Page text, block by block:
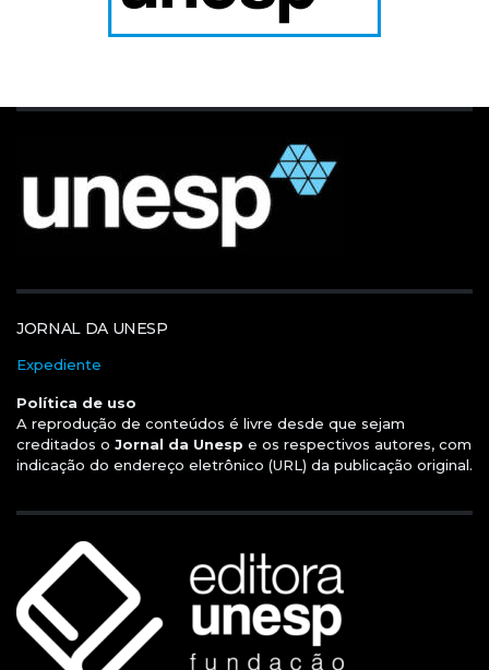
JORNAL DA UNESP
Expediente
Política de uso
A reprodução de conteúdos é livre desde que sejam
creditados o Jornal da Unesp e os respectivos autores, com
indicação do endereço eletrônico (URL) da publicação original.